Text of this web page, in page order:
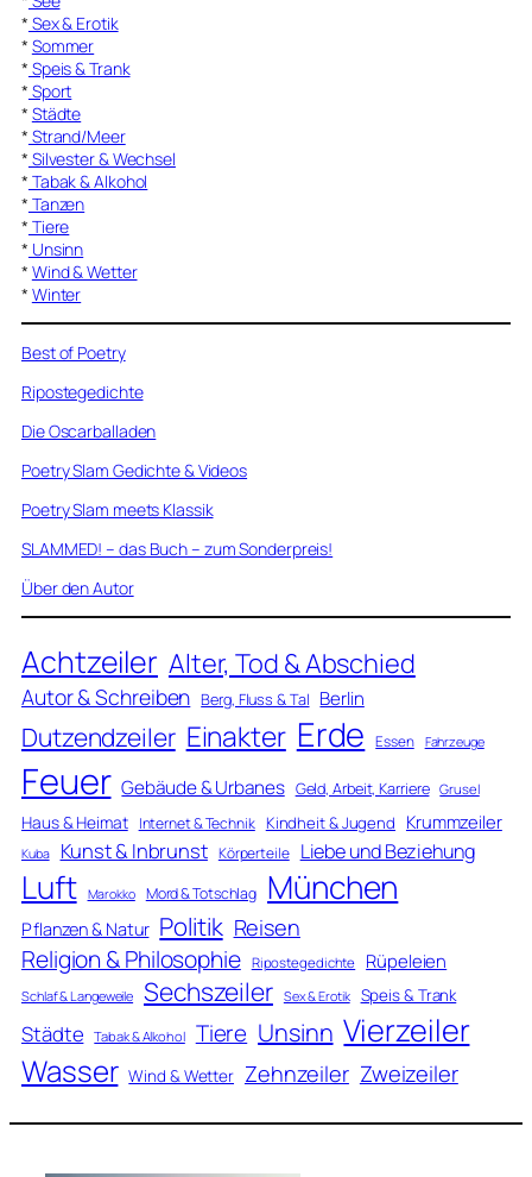
* Sex & Erotik
* Sommer
* Speis & Trank
* Sport
* Städte
* Strand/Meer
* Silvester & Wechsel
* Tabak & Alkohol
* Tanzen
* Tiere
* Unsinn
* Wind & Wetter
* Winter
Best of Poetry
Ripostegedichte
Die Oscarballaden
Poetry Slam Gedichte & Videos
Poetry Slam meets Klassik
SLAMMED! – das Buch – zum Sonderpreis!
Über den Autor
Achtzeiler Alter, Tod & Abschied
Autor & Schreiben Berg, Fluss & Tal Berlin
Dutzendzeiler Einakter Erde Essen Fahrzeuge
Feuer Gebäude & Urbanes Geld, Arbeit, Karriere Grusel
Haus & Heimat Internet & Technik Kindheit & Jugend Krummzeiler
Kuba Kunst & Inbrunst Körperteile Liebe und Beziehung
Luft Marokko Mord & Totschlag München
Pflanzen & Natur Politik Reisen
Religion & Philosophie Ripostegedichte Rüpeleien
Schlaf & Langeweile Sechszeiler Sex & Erotik Speis & Trank
Städte Tabak & Alkohol Tiere Unsinn Vierzeiler
Wasser Wind & Wetter Zehnzeiler Zweizeiler